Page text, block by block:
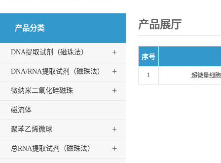
产品分类
DNA提取试剂（磁珠法） +
DNA/RNA提取试剂（磁珠法） +
微纳米二氧化硅磁珠 +
磁流体
聚苯乙烯微球 +
总RNA提取试剂（磁珠法） +
产品展厅
序号
1 超微量细